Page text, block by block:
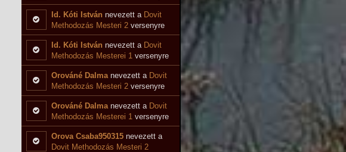
Id. Kóti István nevezett a Dovit
Methodozás Mesteri 2versenyre
Id. Kóti István nevezett a Dovit
Methodozás Mesterei 1versenyre
Orováné Dalma nevezett a Dovit
Methodozás Mesteri 2versenyre
Orováné Dalma nevezett a Dovit
Methodozás Mesterei 1versenyre
Orova Csaba950315nevezett a
Dovit Methodozás Mesteri 2